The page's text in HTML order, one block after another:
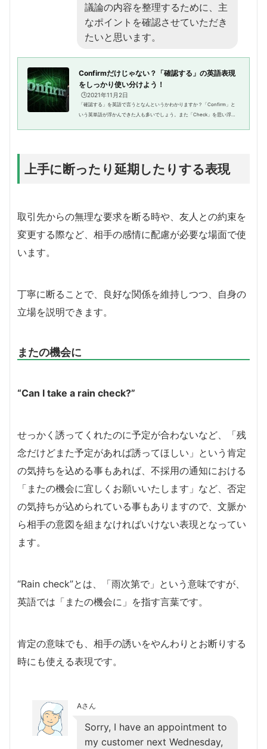
議論の内容を整理するために、主
なポイントを確認させていただき
たいと思います。
Confirmだけじゃない？「確認する」の英語表現
をしっかり使い分けよう！
🕒️2021年11月2日
「確認する」を英語で言うとなんというかわかりますか？「Confirm」と
いう英単語が浮かんできた人も多いでしょう。また「Check」を思い浮か
上手に断ったり延期したりする表現
取引先からの無理な要求を断る時や、友人との約束を
変更する際など、相手の感情に配慮が必要な場面で使
います。
丁寧に断ることで、良好な関係を維持しつつ、自身の
立場を説明できます。
またの機会に
“Can I take a rain check?”
せっかく誘ってくれたのに予定が合わないなど、「残
念だけどまた予定があれば誘ってほしい」という肯定
の気持ちを込める事もあれば、不採用の通知における
「またの機会に宜しくお願いいたします」など、否定
の気持ちが込められている事もありますので、文脈か
ら相手の意図を組まなければいけない表現となってい
ます。
“Rain check”とは、「雨次第で」という意味ですが、
英語では「またの機会に」を指す言葉です。
肯定の意味でも、相手の誘いをやんわりとお断りする
時にも使える表現です。
Aさん
Sorry, I have an appointment to
my customer next Wednesday,